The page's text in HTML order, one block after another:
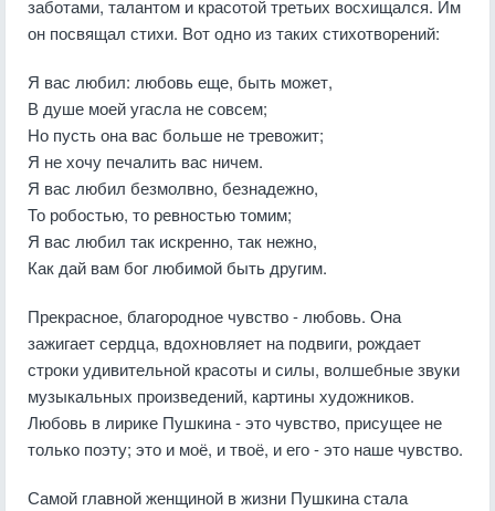
заботами, талантом и красотой третьих восхищался. Им
он посвящал стихи. Вот одно из таких стихотворений:
Я вас любил: любовь еще, быть может,
В душе моей угасла не совсем;
Но пусть она вас больше не тревожит;
Я не хочу печалить вас ничем.
Я вас любил безмолвно, безнадежно,
То робостью, то ревностью томим;
Я вас любил так искренно, так нежно,
Как дай вам бог любимой быть другим.
Прекрасное, благородное чувство - любовь. Она
зажигает сердца, вдохновляет на подвиги, рождает
строки удивительной красоты и силы, волшебные звуки
музыкальных произведений, картины художников.
Любовь в лирике Пушкина - это чувство, присущее не
только поэту; это и моё, и твоё, и его - это наше чувство.
Самой главной женщиной в жизни Пушкина стала